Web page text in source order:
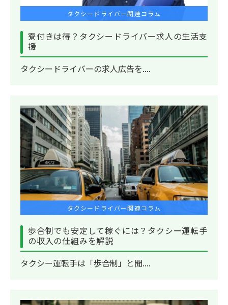
タクシードライバー関連コラム
寮付きは得？タクシードライバー求人の生活支
援
タクシードライバーの求人広告を....
タクシードライバー関連コラム
歩合制でも安定して稼ぐには？タクシー運転手
の収入の仕組みを解説
タクシー運転手は「歩合制」と聞....